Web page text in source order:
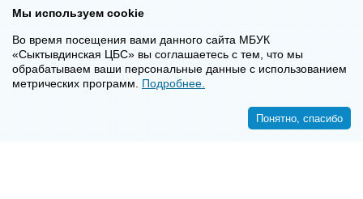
Мы используем cookie
Во время посещения вами данного сайта МБУК
«Сыктывдинская ЦБС» вы соглашаетесь с тем, что мы
обрабатываем ваши персональные данные с использованием
метрических программ. Подробнее.
Понятно, спасибо